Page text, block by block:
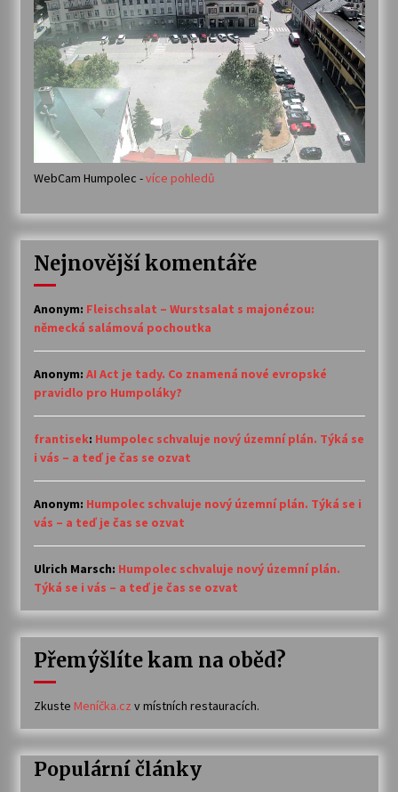
WebCam Humpolec -více pohledů
Nejnovější komentáře
Anonym: Fleischsalat – Wurstsalat s majonézou:
německá salámová pochoutka
Anonym: AI Act je tady. Co znamená nové evropské
pravidlo pro Humpoláky?
frantisek: Humpolec schvaluje nový územní plán. Týká se
i vás – a teď je čas se ozvat
Anonym: Humpolec schvaluje nový územní plán. Týká se i
vás – a teď je čas se ozvat
Ulrich Marsch: Humpolec schvaluje nový územní plán.
Týká se i vás – a teď je čas se ozvat
Přemýšlíte kam na oběd?
Zkuste Meníčka.cz v místních restauracích.
Populární články